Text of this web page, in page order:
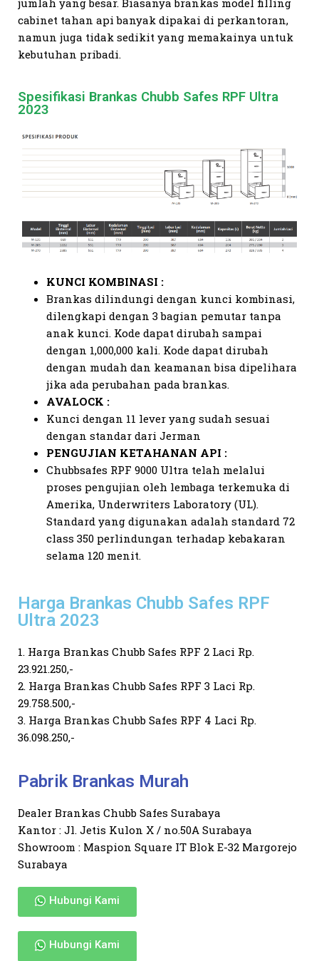
jumlah yang besar. Biasanya brankas model filling
cabinet tahan api banyak dipakai di perkantoran,
namun juga tidak sedikit yang memakainya untuk
kebutuhan pribadi.
Spesifikasi Brankas Chubb Safes RPF Ultra
2023
KUNCI KOMBINASI :
Brankas dilindungi dengan kunci kombinasi,
dilengkapi dengan 3 bagian pemutar tanpa
anak kunci. Kode dapat dirubah sampai
dengan 1,000,000 kali. Kode dapat dirubah
dengan mudah dan keamanan bisa dipelihara
jika ada perubahan pada brankas.
AVALOCK :
Kunci dengan 11 lever yang sudah sesuai
dengan standar dari Jerman
PENGUJIAN KETAHANAN API :
Chubbsafes RPF 9000 Ultra telah melalui
proses pengujian oleh lembaga terkemuka di
Amerika, Underwriters Laboratory (UL).
Standard yang digunakan adalah standard 72
class 350 perlindungan terhadap kebakaran
selama 120 menit.
Harga Brankas Chubb Safes RPF
Ultra 2023
1. Harga Brankas Chubb Safes RPF 2 Laci Rp.
23.921.250,-
2. Harga Brankas Chubb Safes RPF 3 Laci Rp.
29.758.500,-
3. Harga Brankas Chubb Safes RPF 4 Laci Rp.
36.098.250,-
Pabrik Brankas Murah
Dealer Brankas Chubb Safes Surabaya
Kantor : Jl. Jetis Kulon X / no.50A Surabaya
Showroom : Maspion Square IT Blok E-32 Margorejo
Surabaya
Hubungi Kami
Hubungi Kami